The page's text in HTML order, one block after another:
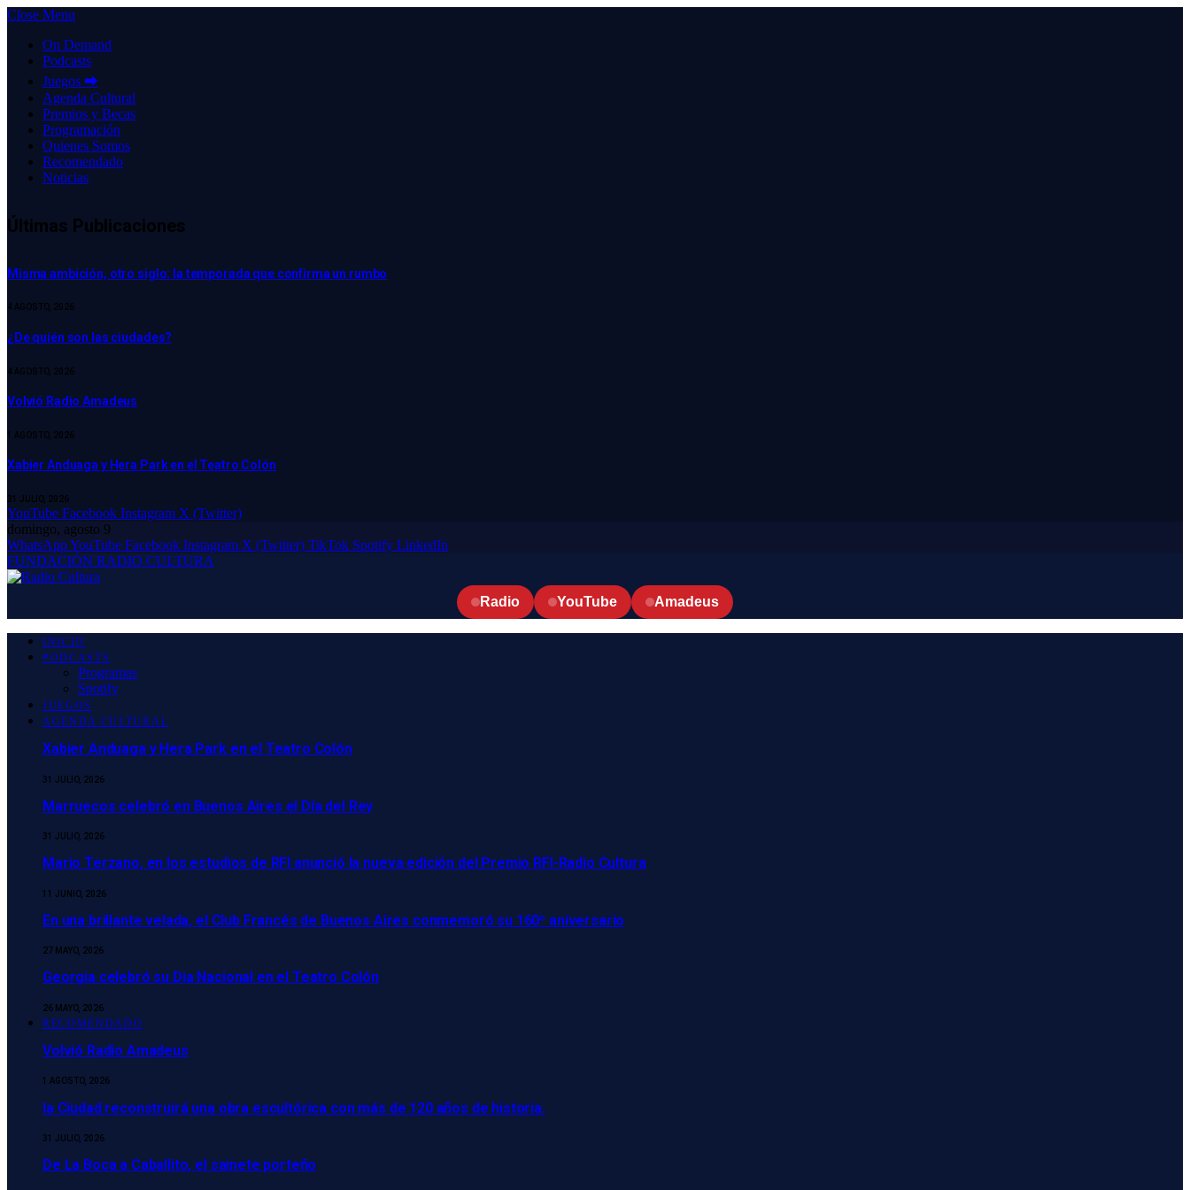
Close Menu
On Demand
Podcasts
Juegos ⮕
Agenda Cultural
Premios y Becas
Programación
Quienes Somos
Recomendado
Noticias
Últimas Publicaciones
Misma ambición, otro siglo: la temporada que confirma un rumbo
4 AGOSTO, 2026
¿De quién son las ciudades?
4 AGOSTO, 2026
Volvió Radio Amadeus
1 AGOSTO, 2026
Xabier Anduaga y Hera Park en el Teatro Colón
31 JULIO, 2026
YouTube Facebook Instagram X (Twitter)
domingo, agosto 9
WhatsAppYouTube Facebook Instagram X (Twitter) TikTok Spotify LinkedIn
FUNDACIÓN RADIO CULTURA
Radio YouTube Amadeus
INICIO
PODCASTS
Programas
Spotify
JUEGOS
AGENDA CULTURAL
Xabier Anduaga y Hera Park en el Teatro Colón
31 JULIO, 2026
Marruecos celebró en Buenos Aires el Día del Rey
31 JULIO, 2026
Mario Terzano, en los estudios de RFI anunció la nueva edición del Premio RFI-Radio Cultura
11 JUNIO, 2026
En una brillante velada, el Club Francés de Buenos Aires conmemoró su 160º aniversario
27 MAYO, 2026
Georgia celebró su Dia Nacional en el Teatro Colón
26 MAYO, 2026
RECOMENDADO
Volvió Radio Amadeus
1 AGOSTO, 2026
la Ciudad reconstruirá una obra escultórica con más de 120 años de historia.
31 JULIO, 2026
De La Boca a Caballito, el sainete porteño